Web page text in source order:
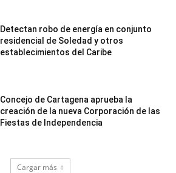
Detectan robo de energía en conjunto
residencial de Soledad y otros
establecimientos del Caribe
Concejo de Cartagena aprueba la
creación de la nueva Corporación de las
Fiestas de Independencia
Cargar más